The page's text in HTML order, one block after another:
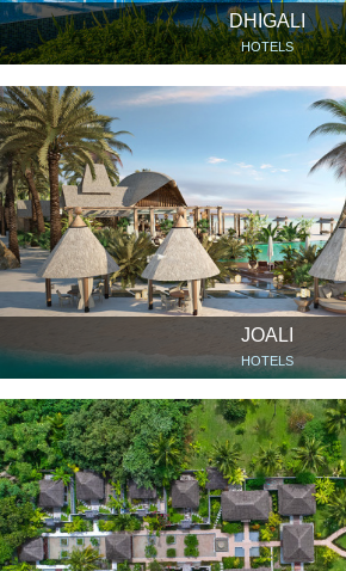
DHIGALI
HOTELS
JOALI
HOTELS